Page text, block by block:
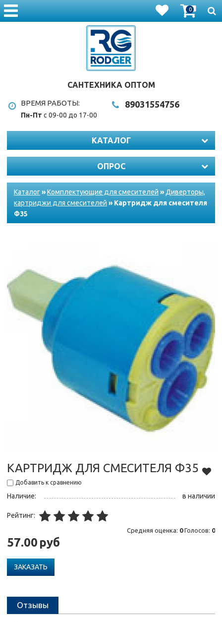
0
САНТЕХНИКА ОПТОМ
ВРЕМЯ РАБОТЫ:
Пн-Пт с 09-00 до 17-00
89031554756
КАТАЛОГ
ОПРОС
Каталог»Комплектующие для смесителей » Диверторы,
картриджи для смесителей » Картридж для смесителя
Ф35
КАРТРИДЖ ДЛЯ СМЕСИТЕЛЯ Ф35
Добавить к сравнению
Наличие: в наличии
Рейтинг:
Средняя оценка: 0Голосов: 0
57.00 руб
ЗАКАЗАТЬ
Отзывы